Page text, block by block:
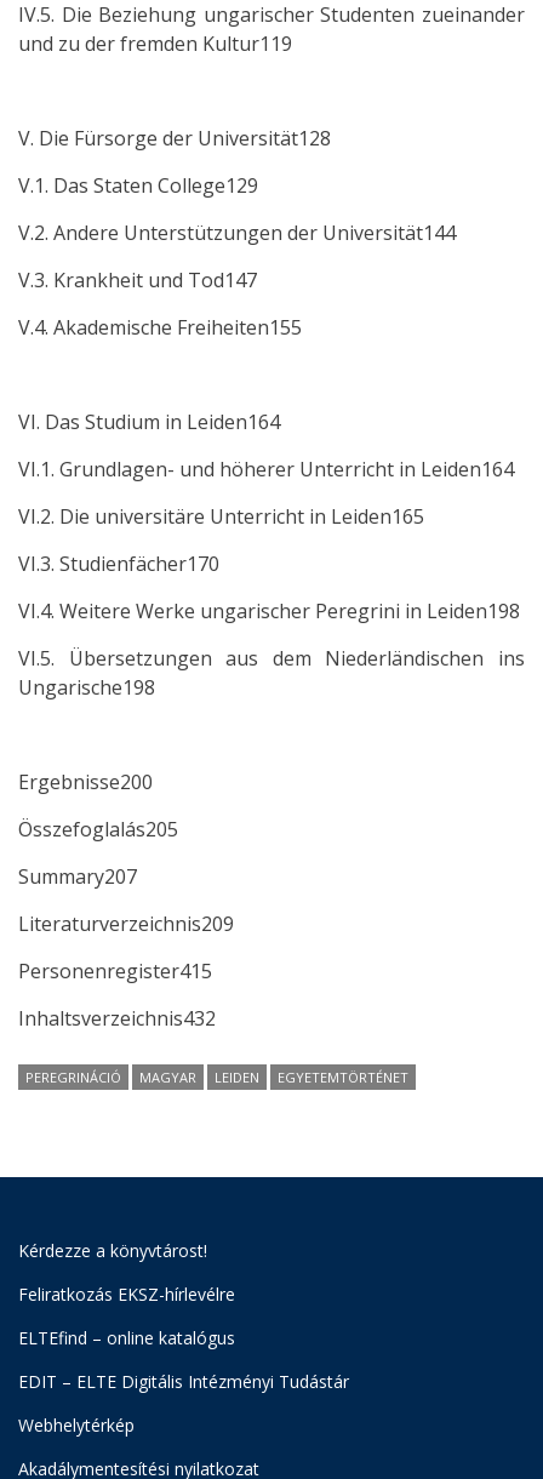
IV.5. Die Beziehung ungarischer Studenten zueinander
und zu der fremden Kultur119
V. Die Fürsorge der Universität128
V.1. Das Staten College129
V.2. Andere Unterstützungen der Universität144
V.3. Krankheit und Tod147
V.4. Akademische Freiheiten155
VI. Das Studium in Leiden164
VI.1. Grundlagen- und höherer Unterricht in Leiden164
VI.2. Die universitäre Unterricht in Leiden165
VI.3. Studienfächer170
VI.4. Weitere Werke ungarischer Peregrini in Leiden198
VI.5. Übersetzungen aus dem Niederländischen ins
Ungarische198
Ergebnisse200
Összefoglalás205
Summary207
Literaturverzeichnis209
Personenregister415
Inhaltsverzeichnis432
PEREGRINÁCIÓ MAGYAR LEIDEN EGYETEMTÖRTÉNET
Kérdezze a könyvtárost!
Feliratkozás EKSZ-hírlevélre
ELTEfind – online katalógus
EDIT – ELTE Digitális Intézményi Tudástár
Webhelytérkép
Akadálymentesítési nyilatkozat